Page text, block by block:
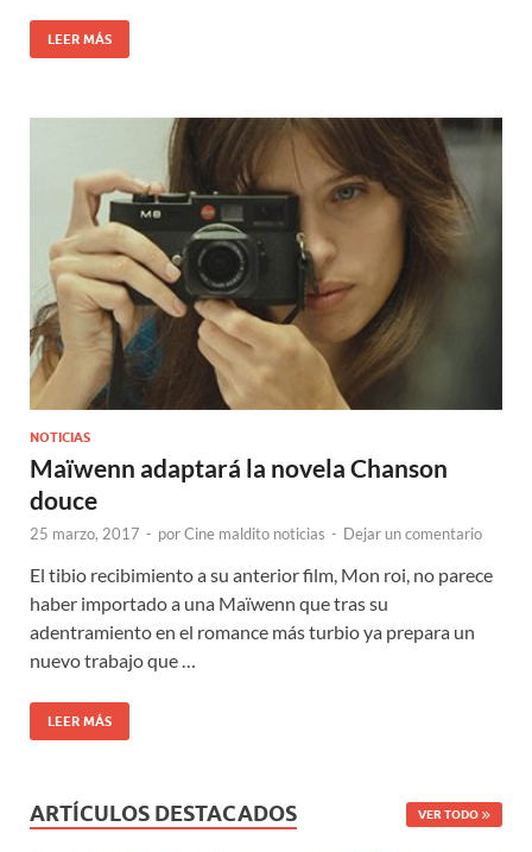
LEER MÁS
NOTICIAS
Maïwenn adaptará la novela Chanson
douce
25 marzo, 2017 - porCine maldito noticias - Dejar un comentario
El tibio recibimiento a su anterior film, Mon roi, no parece
haber importado a una Maïwenn que tras su
adentramiento en el romance más turbio ya prepara un
nuevo trabajo que …
LEER MÁS
ARTÍCULOS DESTACADOS VER TODO